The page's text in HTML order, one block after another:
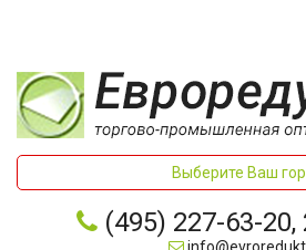
Выберите Ваш
(495) 227-63-20,